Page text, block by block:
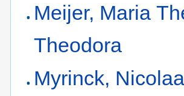
Meijer, Maria
Theodora
Myrinck,